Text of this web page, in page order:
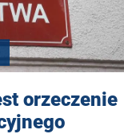
orzeczenie